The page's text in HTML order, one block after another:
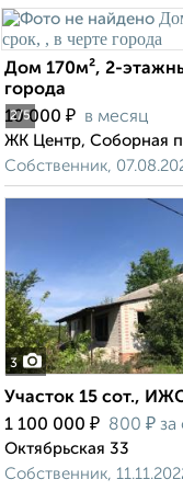
2/5
Дом 170м², 2-
города
10 000 ₽ в месяц
ЖК Центр, Соборная
Собственник,
3
Участок 15 сот.,
1 100 000 ₽ 800 ₽ за
Октябрьская 33
Собственник,